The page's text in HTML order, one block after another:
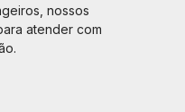
nossos
atender com